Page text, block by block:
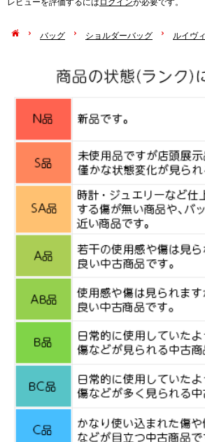
レビューを評価するには ログインが必要です。
バッグ ショルダーバッグ ルイヴ